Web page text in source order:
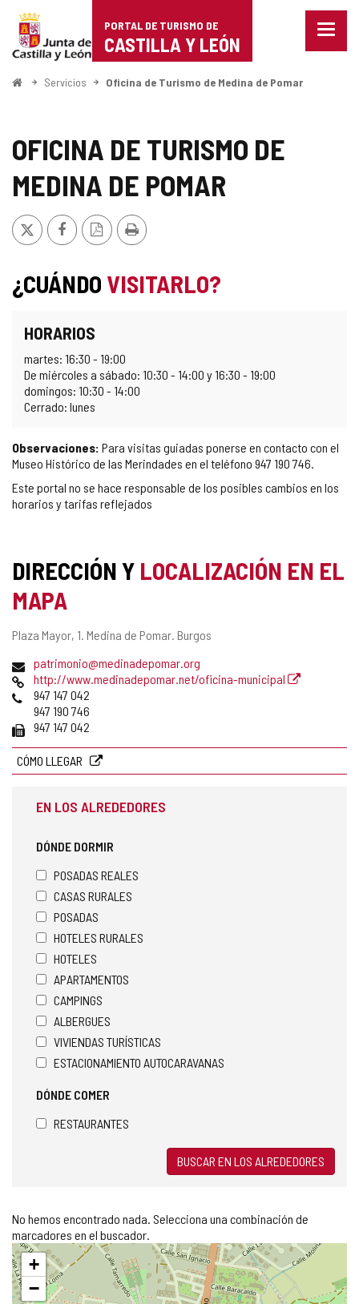
Portal
de
Turismo
Castilla
León
PORTAL DE TURISMO DE
CASTILLA Y LEÓN
Menu
InicioServicios Oficina de Turismo de Medina de Pomar
OFICINA DE TURISMO DE
MEDINA DE POMAR
X FacebookVersión
PDF
Imprimir
¿CUÁNDO VISITARLO?
HORARIOS
martes: 16:30 - 19:00
De miércoles a sábado: 10:30 - 14:00 y 16:30 - 19:00
domingos: 10:30 - 14:00
Cerrado: lunes
Observaciones: Para visitas guiadas ponerse en contacto con el
Museo Histórico de las Merindades en el teléfono 947 190 746.
Este portal no se hace responsable de los posibles cambios en los
horarios y tarifas reflejados
DIRECCIÓN Y LOCALIZACIÓN EN EL
MAPA
Dirección
Plaza Mayor, 1. Medina de Pomar. Burgos
Dirección
de
correo
electrónico
patrimonio@medinadepomar.org
Página
Web
http://www.medinadepomar.net/oficina-municipal
Teléfonos
947 147 042
947 190 746
Fax 947 147 042
CÓMO LLEGAR
EN LOS ALREDEDORES
DÓNDE DORMIR
POSADAS REALES
CASAS RURALES
POSADAS
HOTELES RURALES
HOTELES
APARTAMENTOS
CAMPINGS
ALBERGUES
VIVIENDAS TURÍSTICAS
ESTACIONAMIENTO AUTOCARAVANAS
DÓNDE COMER
RESTAURANTES
BUSCAR EN LOS ALREDEDORES
No hemos encontrado nada. Selecciona una combinación de
marcadores en el buscador.
Saltar
mapa
+
−